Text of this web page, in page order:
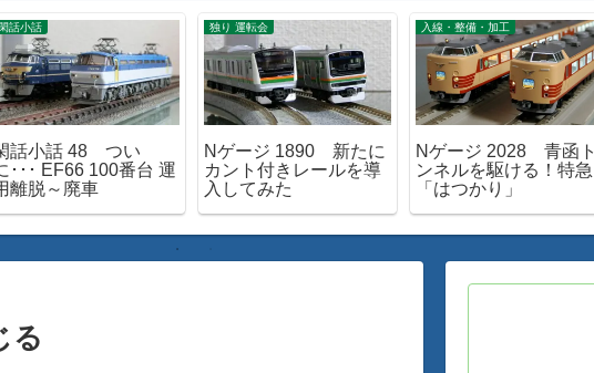
閑話小話
話小話 48 つい
･･･ EF66 100番台 運
離脱～廃車
独り 運転会
Nゲージ 1890 新たに
カント付きレールを導
入してみた
入線・整備・加工
Nゲージ 2028 青函ト
ンネルを駆ける！特急
「はつかり」
る